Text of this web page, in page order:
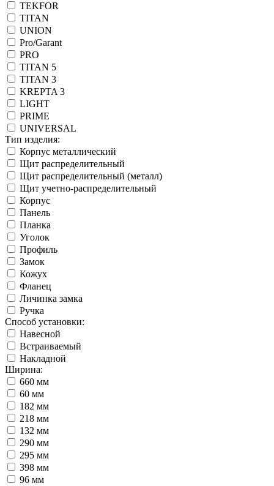
TEKFOR
TITAN
UNION
Pro/Garant
PRO
TITAN 5
TITAN 3
KREPTA 3
LIGHT
PRIME
UNIVERSAL
Тип изделия:
Корпус металлический
Щит распределительный
Щит распределительный (металл)
Щит учетно-распределительный
Корпус
Панель
Планка
Уголок
Профиль
Замок
Кожух
Фланец
Личинка замка
Ручка
Способ установки:
Навесной
Встраиваемый
Накладной
Ширина:
660 мм
60 мм
182 мм
218 мм
132 мм
290 мм
295 мм
398 мм
96 мм